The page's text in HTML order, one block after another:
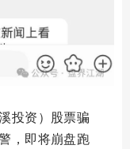
投资）股票骗
，即将崩盘跑